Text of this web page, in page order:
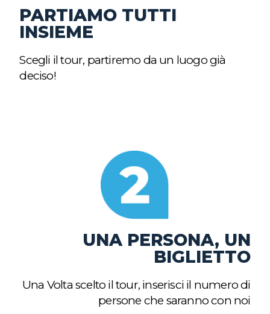
PARTIAMO TUTTI
INSIEME
Scegli il tour, partiremo da un luogo già
deciso!
UNA PERSONA, UN
BIGLIETTO
Una Volta scelto il tour, inserisci il numero di
persone che saranno con noi